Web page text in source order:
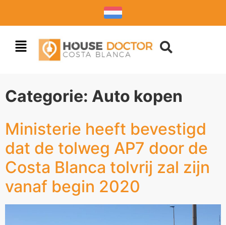
Categorie: Auto kopen
Ministerie heeft bevestigd
dat de tolweg AP7 door de
Costa Blanca tolvrij zal zijn
vanaf begin 2020